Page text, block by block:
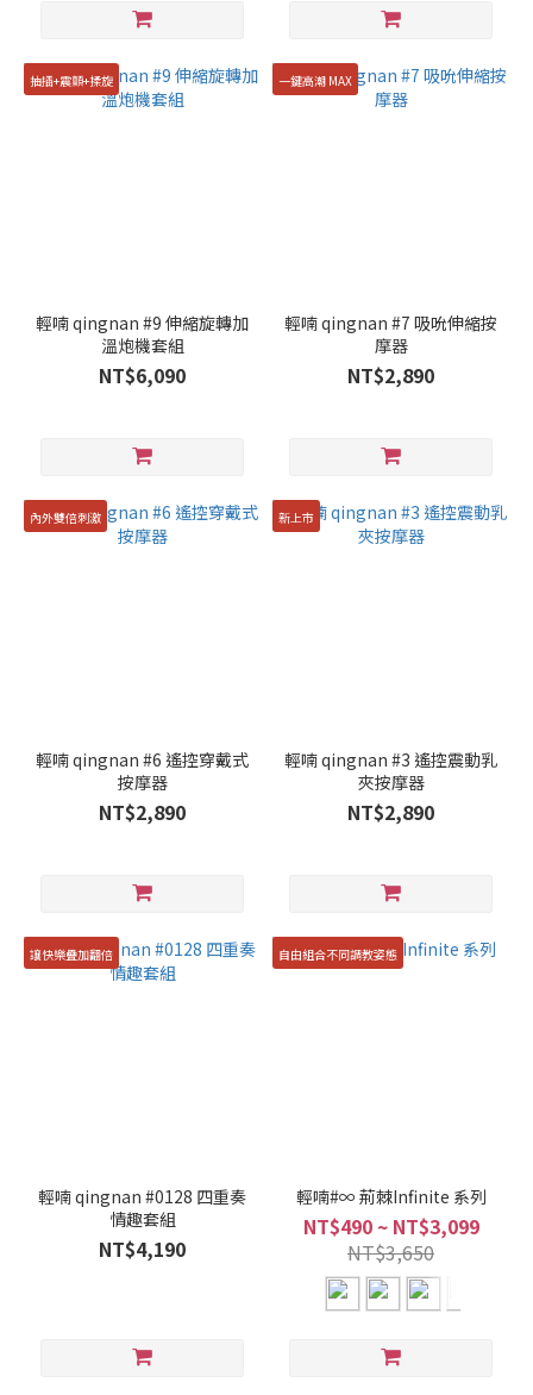
抽插+震顫+揉旋
輕喃 qingnan #9 伸縮旋轉加
溫炮機套組
NT$6,090
一鍵高潮 MAX
輕喃 qingnan #7 吸吮伸縮按
摩器
NT$2,890
內外雙倍刺激
輕喃 qingnan #6 遙控穿戴式
按摩器
NT$2,890
新上市
輕喃 qingnan #3 遙控震動乳
夾按摩器
NT$2,890
讓快樂疊加翻倍
輕喃 qingnan #0128 四重奏
情趣套組
NT$4,190
自由組合不同調教姿態
輕喃#∞ 荊棘Infinite 系列
NT$490 ~ NT$3,099
NT$3,650